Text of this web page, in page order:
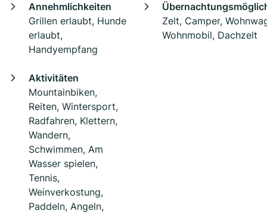
Annehmlichkeiten
Grillen erlaubt, Hunde
erlaubt,
Handyempfang
Zelt, Camper,
Wohnmobil, Dachzelt
Aktivitäten
Mountainbiken,
Reiten, Wintersport,
Radfahren, Klettern,
Wandern,
Schwimmen, Am
Wasser spielen,
Tennis,
Weinverkostung,
Paddeln, Angeln,